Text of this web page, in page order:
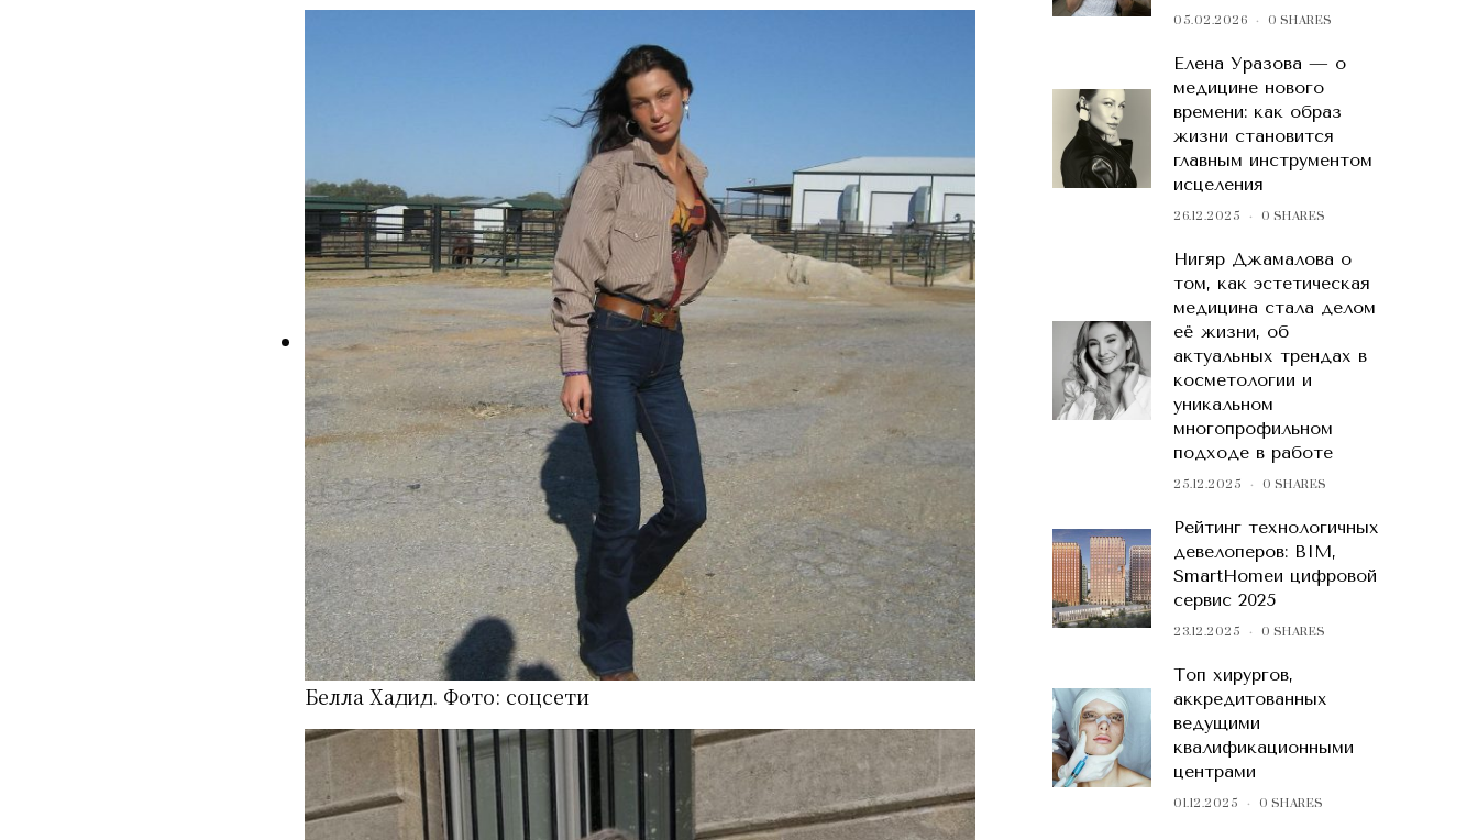
Белла Хадид. Фото: соцсети
05.02.2026 0 SHARES
Елена Уразова — о
медицине нового
времени: как образ
жизни становится
главным инструментом
исцеления
26.12.2025 0 SHARES
Нигяр Джамалова о
том, как эстетическая
медицина стала делом
её жизни, об
актуальных трендах в
косметологии и
уникальном
многопрофильном
подходе в работе
25.12.2025 0 SHARES
Рейтинг технологичных
девелоперов: BIM,
SmartHomeи цифровой
сервис 2025
23.12.2025 0 SHARES
Топ хирургов,
аккредитованных
ведущими
квалификационными
центрами
01.12.2025 0 SHARES